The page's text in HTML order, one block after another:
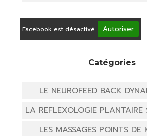
Facebook est désactivé. Autoriser
Catégories
LE NEUROFEED BACK
LA REFLEXOLOGIE PLANTAIRE
LES MASSAGES POINTS DE